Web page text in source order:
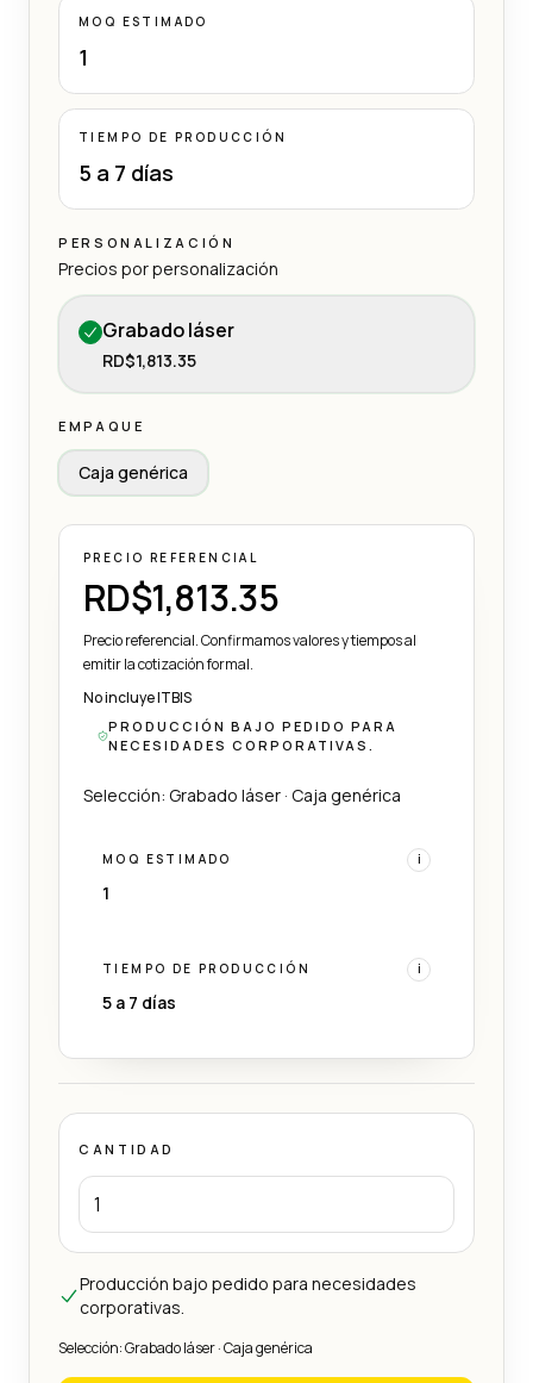
MOQ ESTIMADO
1
TIEMPO DE PRODUCCIÓN
5 a 7 días
PERSONALIZACIÓN
Precios por personalización
Grabado láser
RD$1,813.35
EMPAQUE
Caja genérica
PRECIO REFERENCIAL
RD$1,813.35
Precio referencial. Confirmamos valores y tiempos al
emitir la cotización formal.
No incluye ITBIS
PRODUCCIÓN BAJO PEDIDO PARA
NECESIDADES CORPORATIVAS.
Selección: Grabado láser · Caja genérica
MOQ ESTIMADO i
1
TIEMPO DE PRODUCCIÓN i
5 a 7 días
CANTIDAD
Producción bajo pedido para necesidades
corporativas.
Selección: Grabado láser · Caja genérica